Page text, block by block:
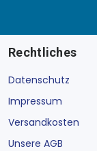
Rechtliches
Datenschutz
Impressum
Versandkosten
Unsere AGB